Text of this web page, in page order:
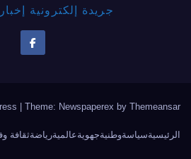
جريدة إلكترونية
Theme: Newspaperex by Themeansar
الرئيسيةسياسةوطنيةجهويةعالميةرياضةثقافة